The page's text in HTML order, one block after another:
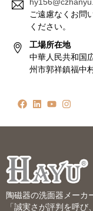
ご遠慮なくお問
ください。
工場所在地
中華人民共和国
州市郭祥鎮福中
陶磁器の洗面器メーカ
「誠実さが評判を呼び